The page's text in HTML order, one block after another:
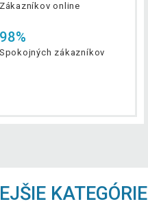
Zákazníkov online
98%
Spokojných zákazníkov
KATEGÓRIE